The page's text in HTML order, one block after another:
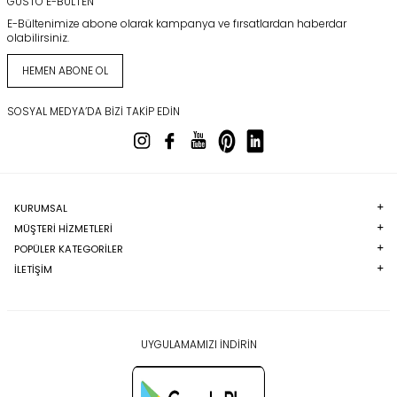
E-Bültenimize abone olarak kampanya ve fırsatlardan haberdar
olabilirsiniz.
HEMEN ABONE OL
SOSYAL MEDYA’DA BIZI TAKIP EDIN
KURUMSAL
MÜŞTERI HIZMETLERI
POPÜLER KATEGORILER
İLETİŞİM
UYGULAMAMIZI İNDİRİN